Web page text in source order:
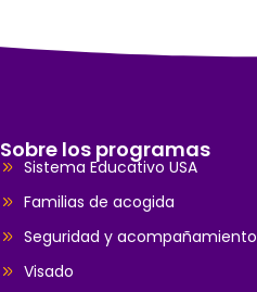
Sobre los programas
Sistema Educativo USA
Familias de acogida
Seguridad y acompañamiento
Visado